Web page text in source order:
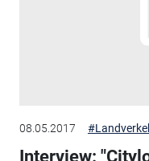
08.05.2017
Interview: